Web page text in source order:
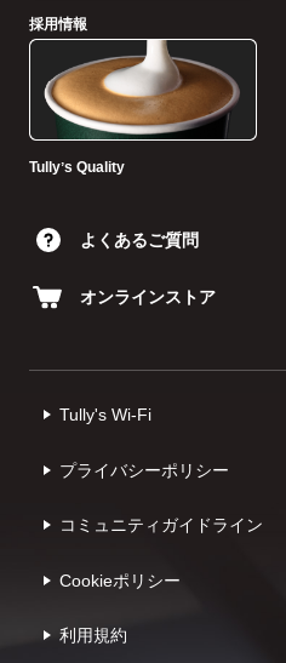
採用情報
Tullyʼs Quality
よくあるご質問
オンラインストア
Tully's Wi-Fi
プライバシーポリシー
コミュニティガイドライン
Cookieポリシー
利⽤規約